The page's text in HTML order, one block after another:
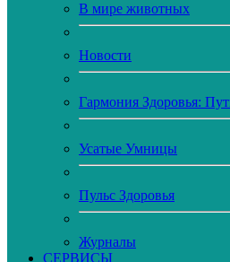
В мире животных
Новости
Гармония Здоровья:
Усатые Умницы
Пульс Здоровья
Журналы
CЕРВИСЫ